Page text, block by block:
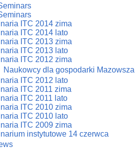
ITC 2014 zima
ITC 2014 lato
ITC 2013 zima
ITC 2013 lato
ITC 2012 zima
Naukowcy dla gospodarki Mazowsza
ITC 2012 lato
ITC 2011 zima
ITC 2011 lato
ITC 2010 zima
ITC 2010 lato
ITC 2009 zima
instytutowe 14 czerwca